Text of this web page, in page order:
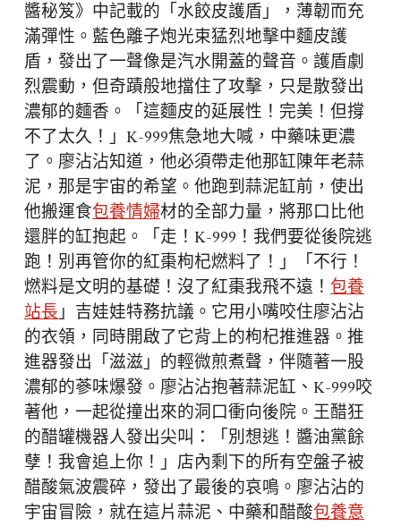
醬秘笈》中記載的「水餃皮護盾」，薄韌而充
滿彈性。藍色離子炮光束猛烈地擊中麵皮護
盾，發出了一聲像是汽水開蓋的聲音。護盾劇
烈震動，但奇蹟般地擋住了攻擊，只是散發出
濃郁的麵香。「這麵皮的延展性！完美！但撐
不了太久！」K-999焦急地大喊，中藥味更濃
了。廖沾沾知道，他必須帶走他那缸陳年老蒜
泥，那是宇宙的希望。他跑到蒜泥缸前，使出
他搬運食包養情婦材的全部力量，將那口比他
還胖的缸抱起。「走！K-999！我們要從後院逃
跑！別再管你的紅棗枸杞燃料了！」「不行！
燃料是文明的基礎！沒了紅棗我飛不遠！包養
站長」吉娃娃特務抗議。它用小嘴咬住廖沾沾
的衣領，同時開啟了它背上的枸杞推進器。推
進器發出「滋滋」的輕微煎煮聲，伴隨著一股
濃郁的蔘味爆發。廖沾沾抱著蒜泥缸、K-999咬
著他，一起從撞出來的洞口衝向後院。王醋狂
的醋罐機器人發出尖叫：「別想逃！醬油黨餘
孽！我會追上你！」店內剩下的所有空盤子被
醋酸氣波震碎，發出了最後的哀鳴。廖沾沾的
宇宙冒險，就在這片蒜泥、中藥和醋酸包養意